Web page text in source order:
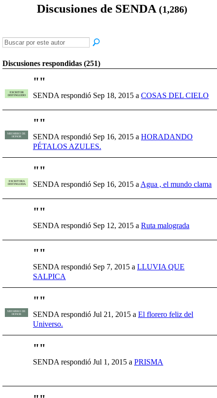
Discusiones de SENDA (1,286)
Discusiones respondidas (251)
ESCRITOR
DISTINGUIDO
""
SENDA respondió Sep 18, 2015 a COSAS DEL CIELO
MIEMBRO DE
HONOR
""
SENDA respondió Sep 16, 2015 a HORADANDO
PÉTALOS AZULES.
ESCRITORA
DISTINGUIDA
""
SENDA respondió Sep 16, 2015 a Agua , el mundo clama
""
SENDA respondió Sep 12, 2015 a Ruta malograda
""
SENDA respondió Sep 7, 2015 a LLUVIA QUE
SALPICA
MIEMBRO DE
HONOR
""
SENDA respondió Jul 21, 2015 a El florero feliz del
Universo.
""
SENDA respondió Jul 1, 2015 a PRISMA